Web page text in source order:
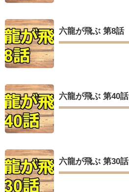
六龍が飛ぶ 第8話
六龍が飛ぶ 第40話
六龍が飛ぶ 第30話